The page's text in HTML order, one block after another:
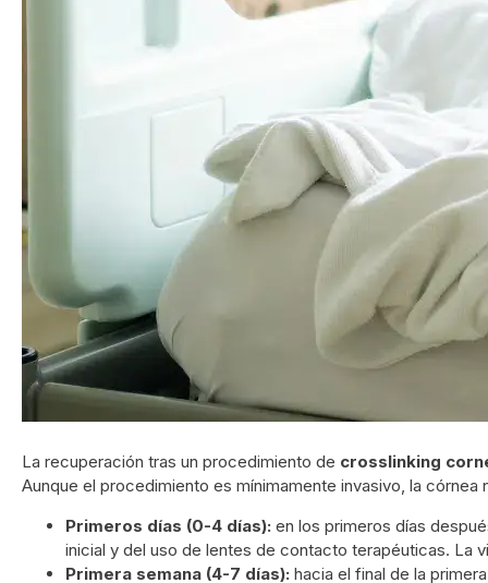
La recuperación tras un procedimiento de crosslinking
Aunque el procedimiento es mínimamente invasivo, la
Primeros días (0-4 días): en los primeros días
inicial y del uso de lentes de contacto terapéuticas. La
Primera semana (4-7 días): hacia el final de la